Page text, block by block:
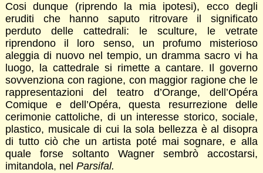
Cosi dunque (riprendo la mia ipotesi), ecco degli
eruditi che hanno saputo ritrovare il significato
perduto delle cattedrali: le sculture, le vetrate
riprendono il loro senso, un profumo misterioso
aleggia di nuovo nel tempio, un dramma sacro vi ha
luogo, la cattedrale si rimette a cantare. Il governo
sovvenziona con ragione, con maggior ragione che le
rappresentazioni del teatro d’Orange, dell’Opéra
Comique e dell’Opéra, questa resurrezione delle
cerimonie cattoliche, di un interesse storico, sociale,
plastico, musicale di cui la sola bellezza è al disopra
di tutto ciò che un artista poté mai sognare, e alla
quale forse soltanto Wagner sembrò accostarsi,
imitandola, nel Parsifal.